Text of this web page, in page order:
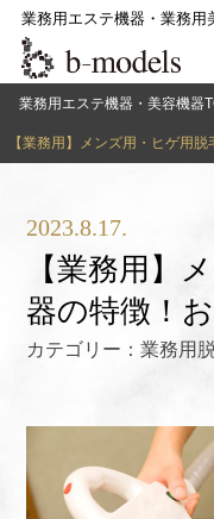
業務用エステ機器・業務用
業務用エステ機器・美容機器
【業務用】メンズ用・ヒゲ用
2023.8.17.
【業務用】
器の特徴！
カテゴリー：業務用